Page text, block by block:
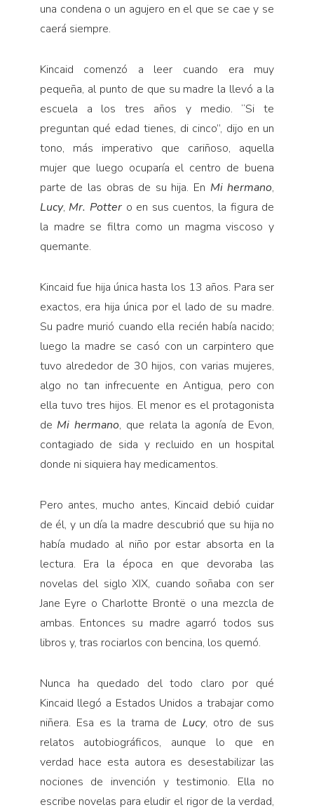
una condena o un agujero en el que se cae y se
caerá siempre.
Kincaid comenzó a leer cuando era muy
pequeña, al punto de que su madre la llevó a la
escuela a los tres años y medio. “Si te
preguntan qué edad tienes, di cinco”, dijo en un
tono, más imperativo que cariñoso, aquella
mujer que luego ocuparía el centro de buena
parte de las obras de su hija. En Mi hermano,
Lucy, Mr. Potter o en sus cuentos, la figura de
la madre se filtra como un magma viscoso y
quemante.
Kincaid fue hija única hasta los 13 años. Para ser
exactos, era hija única por el lado de su madre.
Su padre murió cuando ella recién había nacido;
luego la madre se casó con un carpintero que
tuvo alrededor de 30 hijos, con varias mujeres,
algo no tan infrecuente en Antigua, pero con
ella tuvo tres hijos. El menor es el protagonista
de Mi hermano, que relata la agonía de Evon,
contagiado de sida y recluido en un hospital
donde ni siquiera hay medicamentos.
Pero antes, mucho antes, Kincaid debió cuidar
de él, y un día la madre descubrió que su hija no
había mudado al niño por estar absorta en la
lectura. Era la época en que devoraba las
novelas del siglo XIX, cuando soñaba con ser
Jane Eyre o Charlotte Brontë o una mezcla de
ambas. Entonces su madre agarró todos sus
libros y, tras rociarlos con bencina, los quemó.
Nunca ha quedado del todo claro por qué
Kincaid llegó a Estados Unidos a trabajar como
niñera. Esa es la trama de Lucy, otro de sus
relatos autobiográficos, aunque lo que en
verdad hace esta autora es desestabilizar las
nociones de invención y testimonio. Ella no
escribe novelas para eludir el rigor de la verdad,